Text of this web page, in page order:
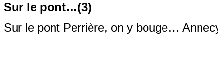
Sur le pont…(3)
Sur le pont Perrière, on y bouge…